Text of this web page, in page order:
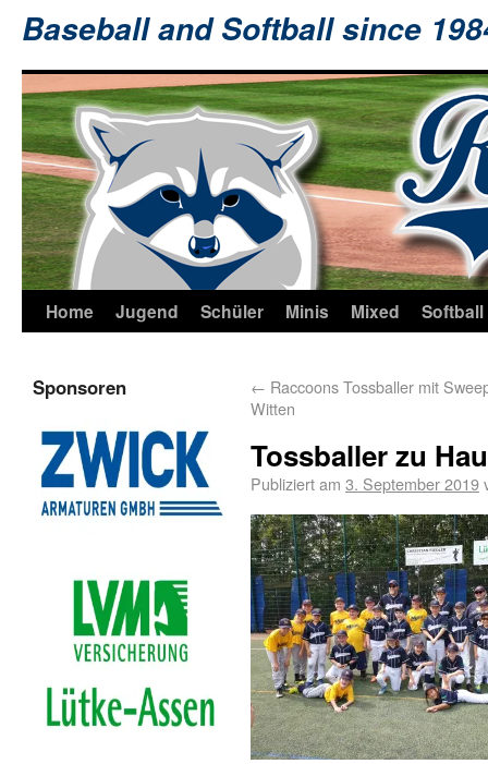
Baseball and Softball since
Home Jugend Schüler Minis Mixed Softball
← Raccoons Tossballer mit
Witten
Tossballer zu
Publiziert am 3. September 2019
Sponsoren